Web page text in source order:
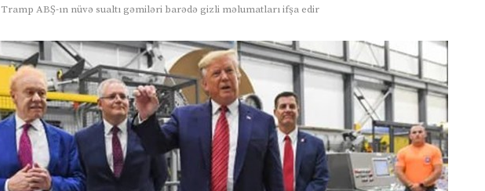
Tramp ABŞ-ın nüvə sualtı gəmiləri barədə gizli məlumatları ifşa edir